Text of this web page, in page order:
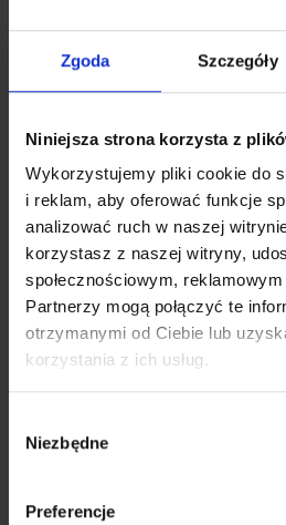
Zgoda Szczegóły
Niniejsza strona korzysta z
Wykorzystujemy pliki cookie do
i reklam, aby oferować funkcje
analizować ruch w naszej
korzystasz z naszej witryny,
społecznościowym,
Partnerzy mogą połączyć te
otrzymanymi od Ciebie lub
korzystania z ich usług.
zgody
Niezbędne
Preferencje
Jeśli dostarczono do Ciebie
numerem telefonu
sklep@zina.pli przekaz im
zamówienia lub/i zadaj pytanie.
Jak mogę wymienić towar?
W celu wymiany towaru, należy
zwrócimy wszelkie należności za
Następnie złożyć zamówienie
odpowiednim rozmiarze/kolorze.
Czy mogę mieć różne adresy
Czy przesyłki są doręczane
Nie. Standardowa przesyłka